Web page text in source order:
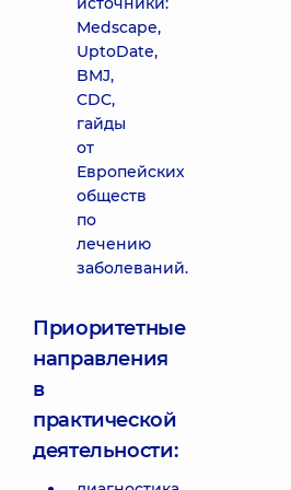
Medscape,
UptoDate,
BMJ,
CDC,
гайды
от
Европейских
обществ
по
лечению
заболеваний.
Приоритетные
направления
в
практической
деятельности: